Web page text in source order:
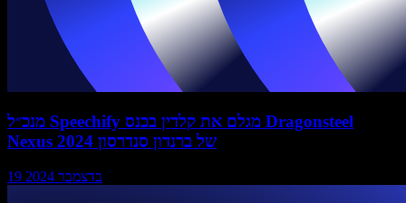
מנכ״ל Speechify מגלם את קלדין בכנס Dragonsteel
Nexus 2024 של ברנדון סנדרסון
19 בדצמבר 2024